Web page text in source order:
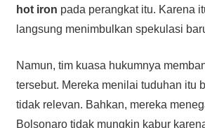
hot iron pada perangkat itu. Karena
langsung menimbulkan spekulasi
Namun, tim kuasa hukumnya
tersebut. Mereka menilai tuduhan itu
tidak relevan. Bahkan, mereka
Bolsonaro tidak mungkin kabur